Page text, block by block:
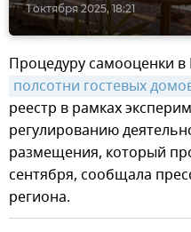
1 октября 2025, 18:21
Процедуру самооценки
полсотни гостевых
реестр в рамках
регулированию
размещения, который
сентября, сообщала
региона.